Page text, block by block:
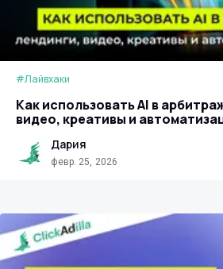
#Лайвхаки
Как использовать AI в
видео, креативы и
Дария
февр. 25, 2026